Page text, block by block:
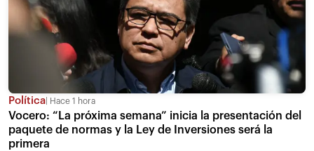
Política Hace 1 hora
Vocero: “La próxima semana” inicia la presentación del
paquete de normas y la Ley de Inversiones será la
primera